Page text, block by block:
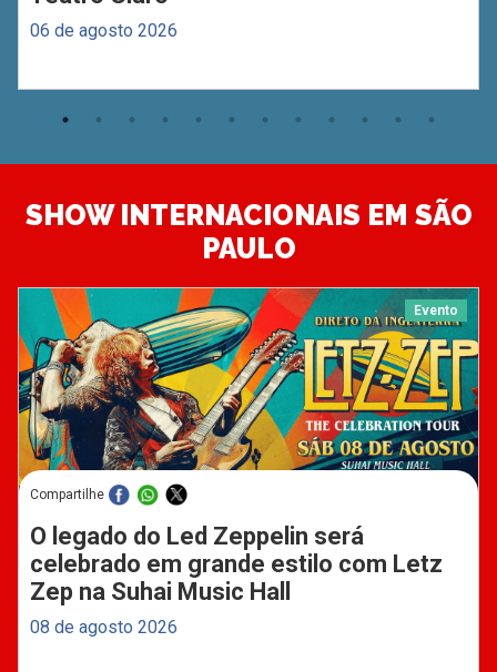
06 de agosto 2026
SHOW INTERNACIONAIS EM SÃO
PAULO
Evento
Compartilhe
O legado do Led Zeppelin será
celebrado em grande estilo com Letz
Zep na Suhai Music Hall
08 de agosto 2026